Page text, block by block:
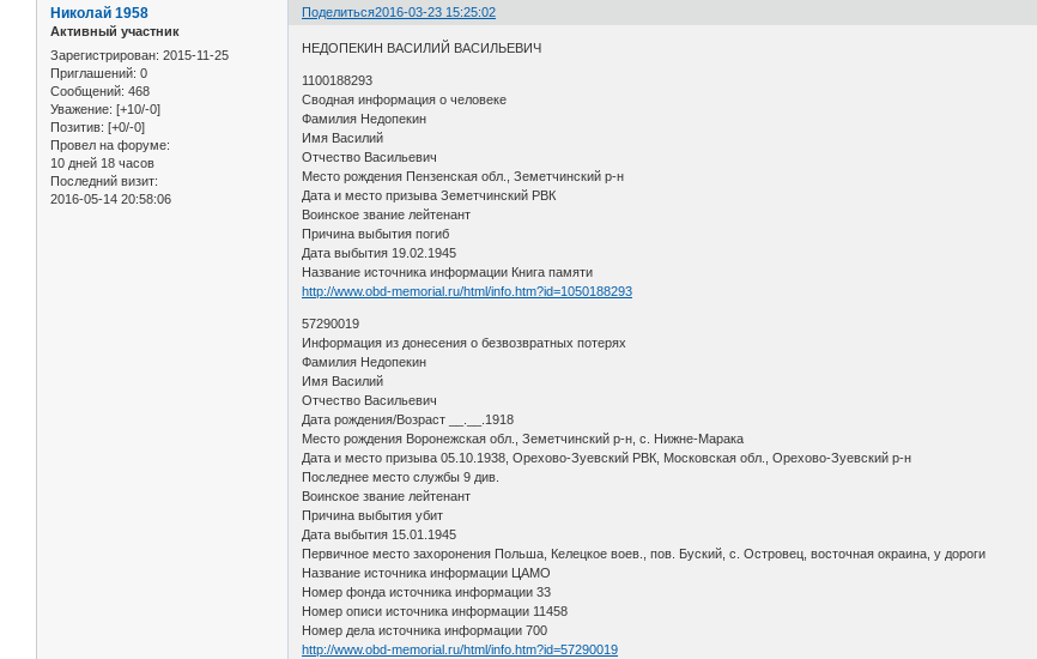
Поделиться2016-03-23 15:25:02
Николай 1958
Активный участник
Зарегистрирован: 2015-11-25
Приглашений: 0
Сообщений: 468
Уважение: [+10/-0]
Позитив: [+0/-0]
Провел на форуме:
10 дней 18 часов
Последний визит:
2016-05-14 20:58:06
НЕДОПЕКИН ВАСИЛИЙ ВАСИЛЬЕВИЧ
1100188293
Сводная информация о человеке
Фамилия Недопекин
Имя Василий
Отчество Васильевич
Место рождения Пензенская обл., Земетчинский р-н
Дата и место призыва Земетчинский РВК
Воинское звание лейтенант
Причина выбытия погиб
Дата выбытия 19.02.1945
Название источника информации Книга памяти
http://www.obd-memorial.ru/html/info.htm?id=1050188293
57290019
Информация из донесения о безвозвратных потерях
Фамилия Недопекин
Имя Василий
Отчество Васильевич
Дата рождения/Возраст __.__.1918
Место рождения Воронежская обл., Земетчинский р-н, с. Нижне-Марака
Дата и место призыва 05.10.1938, Орехово-Зуевский РВК, Московская обл., Орехово-Зуевский р-н
Последнее место службы 9 див.
Воинское звание лейтенант
Причина выбытия убит
Дата выбытия 15.01.1945
Первичное место захоронения Польша, Келецкое воев., пов. Буский, с. Островец, восточная окраина, у дороги
Название источника информации ЦАМО
Номер фонда источника информации 33
Номер описи источника информации 11458
Номер дела источника информации 700
http://www.obd-memorial.ru/html/info.htm?id=57290019